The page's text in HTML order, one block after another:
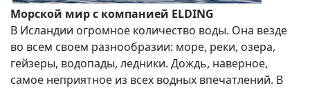
Морской мир с компанией ELDING
В Исландии огромное количество воды. Она везде
во всем своем разнообразии: море, реки, озера,
гейзеры, водопады, ледники. Дождь, наверное,
самое неприятное из всех водных впечатлений. В